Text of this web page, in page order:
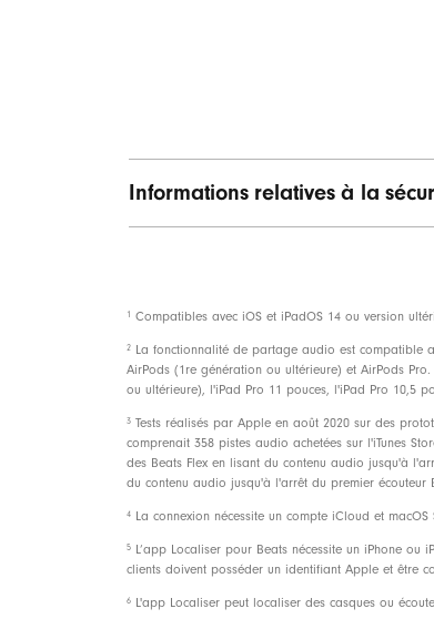
Informations relatives à la
1 Compatibles avec iOS et iPadOS 14 ou version
2 La fonctionnalité de partage audio est compatible
AirPods (1re génération ou ultérieure) et AirPods
ou ultérieure), l'iPad Pro 11 pouces, l'iPad Pro 10,5
3 Tests réalisés par Apple en août 2020 sur des
comprenait 358 pistes audio achetées sur l'iTunes
des Beats Flex en lisant du contenu audio jusqu'à
du contenu audio jusqu'à l'arrêt du premier
4 La connexion nécessite un compte iCloud et
5
L’app Localiser pour Beats nécessite un iPhone
clients doivent posséder un identifiant Apple et être
6 L'app Localiser peut localiser des casques ou